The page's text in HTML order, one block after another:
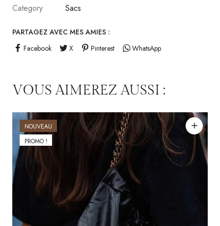
Category
Sacs
PARTAGEZ AVEC MES AMIES :
Facebook
X Pinterest WhatsApp
VOUS AIMEREZ AUSSI :
NOUVEAU
PROMO !